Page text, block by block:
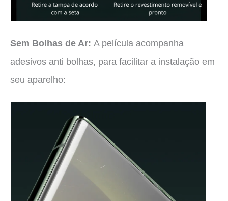
Sem Bolhas de Ar: A película acompanha
adesivos anti bolhas, para facilitar a instalação em
seu aparelho: